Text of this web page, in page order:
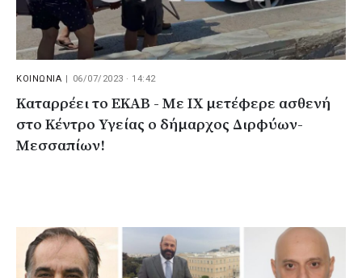
ΚΟΙΝΩΝΙΑ | 06/07/2023 · 14:42
Καταρρέει το ΕΚΑΒ - Με ΙΧ μετέφερε ασθενή
στο Κέντρο Υγείας ο δήμαρχος Διρφύων-
Μεσσαπίων!